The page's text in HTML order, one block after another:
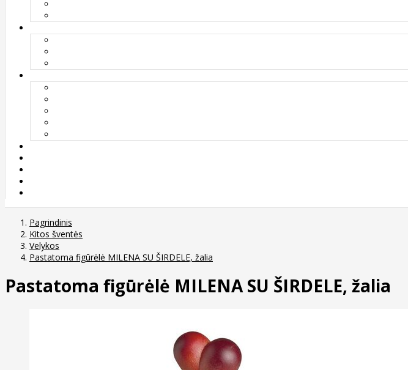
Pagrindinis
Kitos šventės
Velykos
Pastatoma figūrėlė MILENA SU ŠIRDELE, žalia
Pastatoma figūrėlė MILENA SU ŠIRDELE, žalia